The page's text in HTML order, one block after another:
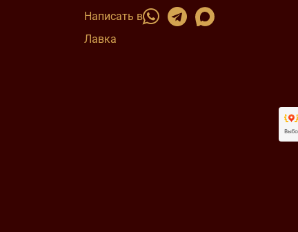
Написать в
Лавка